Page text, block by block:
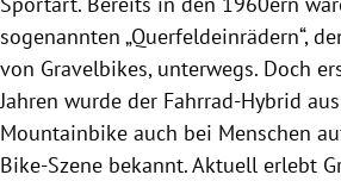
sogenannten „Querfeldeinrädern“,
von Gravelbikes, unterwegs. Doch
Jahren wurde der Fahrrad-Hybrid
Mountainbike auch bei Menschen
Bike-Szene bekannt. Aktuell erlebt